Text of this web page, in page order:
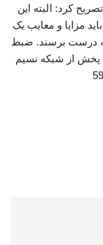
کرد: البته این
مزایا و معایب یک
درست برسند. ضبط
پخش از شبکه نسیم